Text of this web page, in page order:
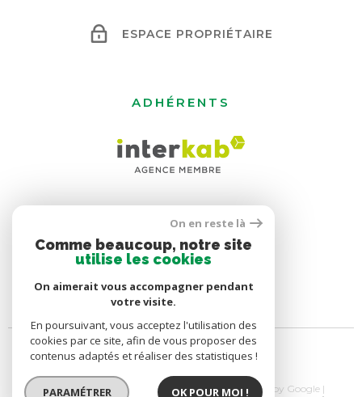
ESPACE PROPRIÉTAIRE
ADHÉRENTS
© 2026 | Tous droits réservés | Traduction powered by Google |
On en reste là
Comme beaucoup, notre site
utilise les cookies
On aimerait vous accompagner pendant
votre visite.
En poursuivant, vous acceptez l'utilisation des
cookies par ce site, afin de vous proposer des
contenus adaptés et réaliser des statistiques !
PARAMÉTRER OK POUR MOI !